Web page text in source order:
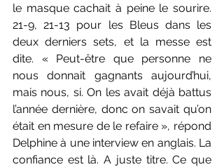
le masque cachait à peine le sourire.
21-9, 21-13 pour les Bleus dans les
deux derniers sets, et la messe est
dite. « Peut-être que personne ne
nous donnait gagnants aujourd’hui,
mais nous, si. On les avait déjà battus
l’année dernière, donc on savait qu’on
était en mesure de le refaire », répond
Delphine à une interview en anglais. La
confiance est là. A juste titre. Ce que